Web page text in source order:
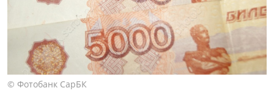
© Фотобанк СарБК